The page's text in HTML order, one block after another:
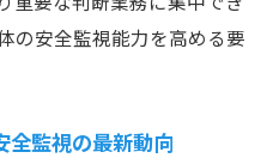
安全監視と管理体制の
テム活用の実践ポイン
の安全監視能力を高める要
全監視の最新動向